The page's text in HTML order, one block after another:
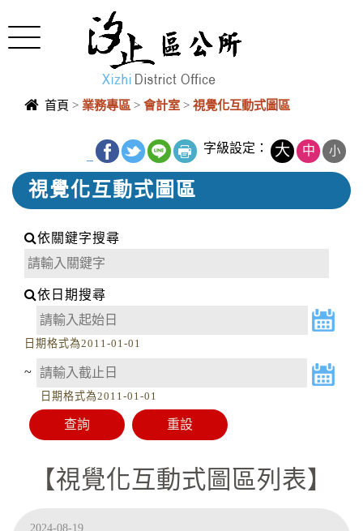
navigation
首頁 > 業務專區 > 會計室 > 視覺化互動式圖區
字級設定： 大 中 小
視覺化互動式圖區
依關鍵字搜尋
依日期搜尋
日期格式為2011-01-01
~
日期格式為2011-01-01
視覺化互動式圖區列表
2024-08-19